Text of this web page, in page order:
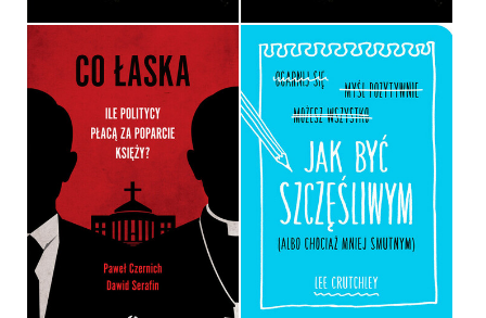
CO ŁASKA. ILE POLITYCY
PŁACĄ ZA POPARCIE
KSIĘŻY?
DAWID SERAFIN, PAWEŁ
CZERNICH
OPRAWA MIĘKKA
54,99 ZŁ
JAK BYĆ SZCZĘŚLIWYM
(ALBO CHOCIAŻ MNIEJ
SMUTNYM)
LEE CRUTCHLEY
OPRAWA MIĘKKA
29,90 ZŁ